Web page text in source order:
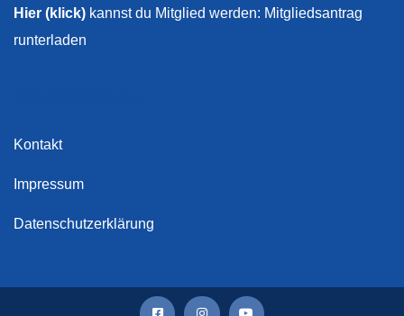
Hier (klick) kannst du Mitglied werden: Mitgliedsantrag
runterladen
Kontakt
Impressum
Datenschutzerklärung